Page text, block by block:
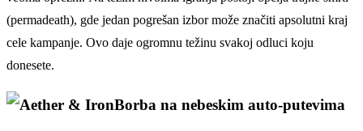
(permadeath), gde jedan pogrešan izbor može značiti apsolutni kraj
cele kampanje. Ovo daje ogromnu težinu svakoj odluci koju
donesete.
Borba na nebeskim auto-putevima